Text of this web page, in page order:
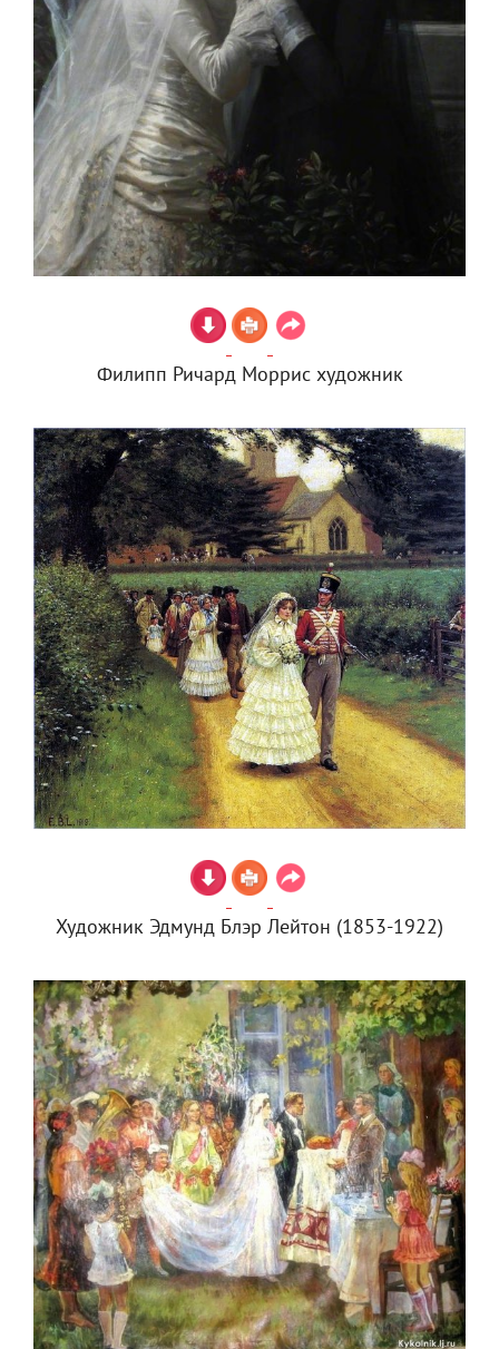
Филипп Ричард Моррис художник
Художник Эдмунд Блэр Лейтон (1853-1922)